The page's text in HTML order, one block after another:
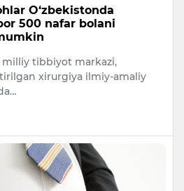
O‘zbekistonda
500 nafar bolani
milliy tibbiyot markazi,
xirurgiya ilmiy-amaliy